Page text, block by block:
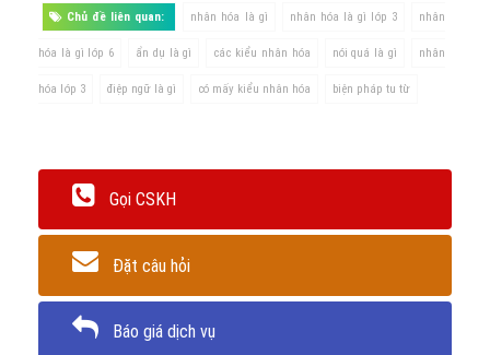
Chủ đề liên quan: nhân hóa là gì nhân hóa là gì lớp 3 nhân
hóa là gì lớp 6 ẩn dụ là gì các kiểu nhân hóa nói quá là gì nhân
hóa lớp 3 điệp ngữ là gì có mấy kiểu nhân hóa biện pháp tu từ
Gọi CSKH
Đặt câu hỏi
Báo giá dịch vụ